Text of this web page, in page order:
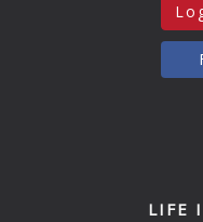
LIFE